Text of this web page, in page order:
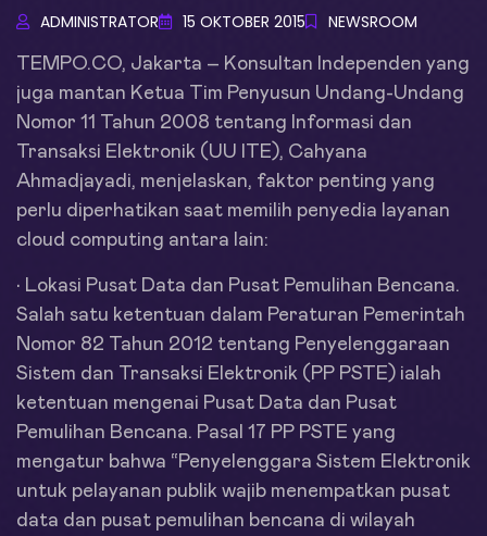
ADMINISTRATOR 15 OKTOBER 2015 NEWSROOM
TEMPO.CO, Jakarta – Konsultan Independen yang
juga mantan Ketua Tim Penyusun Undang-Undang
Nomor 11 Tahun 2008 tentang Informasi dan
Transaksi Elektronik (UU ITE), Cahyana
Ahmadjayadi, menjelaskan, faktor penting yang
perlu diperhatikan saat memilih penyedia layanan
cloud computing antara lain:
• Lokasi Pusat Data dan Pusat Pemulihan Bencana.
Salah satu ketentuan dalam Peraturan Pemerintah
Nomor 82 Tahun 2012 tentang Penyelenggaraan
Sistem dan Transaksi Elektronik (PP PSTE) ialah
ketentuan mengenai Pusat Data dan Pusat
Pemulihan Bencana. Pasal 17 PP PSTE yang
mengatur bahwa “Penyelenggara Sistem Elektronik
untuk pelayanan publik wajib menempatkan pusat
data dan pusat pemulihan bencana di wilayah